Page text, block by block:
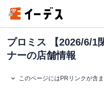
プロミス 【2026/6/1
ナーの店舗情報
このページにはPRリンクが含